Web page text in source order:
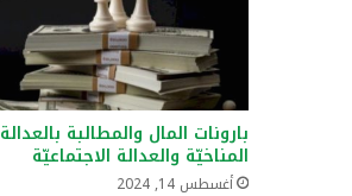
بارونات المال والمطالبة بالعدالة
المناخيّة والعدالة الاجتماعيّة
أغسطس 14, 2024